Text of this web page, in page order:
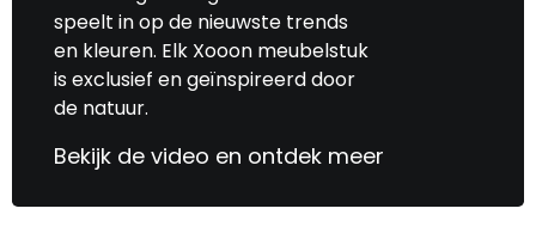
speelt in op de nieuwste trends
en kleuren. Elk Xooon meubelstuk
is exclusief en geïnspireerd door
de natuur.
Bekijk de video en ontdek meer